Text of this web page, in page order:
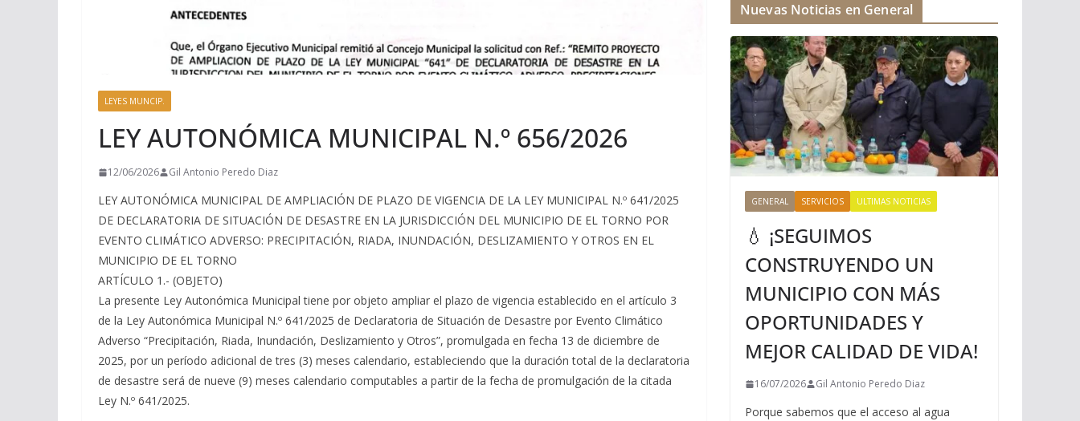
LEYES MUNCIP.
LEY AUTONÓMICA MUNICIPAL N.º 656/2026
12/06/2026 Gil Antonio Peredo Diaz
LEY AUTONÓMICA MUNICIPAL DE AMPLIACIÓN DE PLAZO DE VIGENCIA DE LA LEY MUNICIPAL N.º 641/2025
DE DECLARATORIA DE SITUACIÓN DE DESASTRE EN LA JURISDICCIÓN DEL MUNICIPIO DE EL TORNO POR
EVENTO CLIMÁTICO ADVERSO: PRECIPITACIÓN, RIADA, INUNDACIÓN, DESLIZAMIENTO Y OTROS EN EL
MUNICIPIO DE EL TORNO
ARTÍCULO 1.- (OBJETO)
La presente Ley Autonómica Municipal tiene por objeto ampliar el plazo de vigencia establecido en el artículo 3
de la Ley Autonómica Municipal N.º 641/2025 de Declaratoria de Situación de Desastre por Evento Climático
Adverso “Precipitación, Riada, Inundación, Deslizamiento y Otros”, promulgada en fecha 13 de diciembre de
2025, por un período adicional de tres (3) meses calendario, estableciendo que la duración total de la declaratoria
de desastre será de nueve (9) meses calendario computables a partir de la fecha de promulgación de la citada
Ley N.º 641/2025.
Nuevas Noticias en General
GENERAL SERVICIOS ULTIMAS NOTICIAS
💧 ¡SEGUIMOS
CONSTRUYENDO UN
MUNICIPIO CON MÁS
OPORTUNIDADES Y
MEJOR CALIDAD DE VIDA!
16/07/2026 Gil Antonio Peredo Diaz
Porque sabemos que el acceso al agua